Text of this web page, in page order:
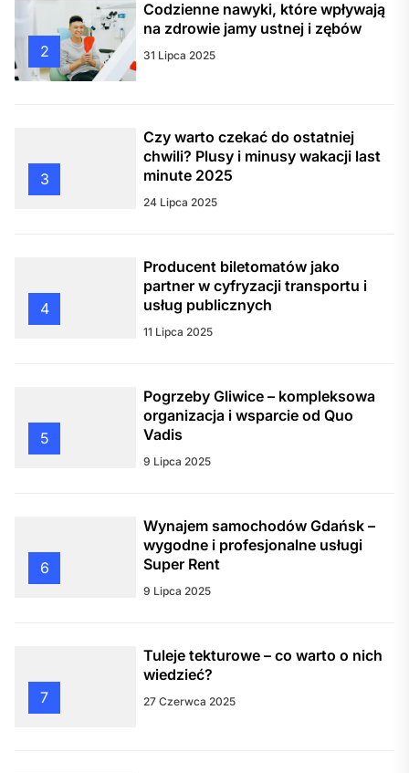
2
Codzienne nawyki, które wpływają
na zdrowie jamy ustnej i zębów
31 Lipca 2025
3
Czy warto czekać do ostatniej
chwili? Plusy i minusy wakacji last
minute 2025
24 Lipca 2025
4
Producent biletomatów jako
partner w cyfryzacji transportu i
usług publicznych
11 Lipca 2025
5
Pogrzeby Gliwice – kompleksowa
organizacja i wsparcie od Quo
Vadis
9 Lipca 2025
6
Wynajem samochodów Gdańsk –
wygodne i profesjonalne usługi
Super Rent
9 Lipca 2025
7
Tuleje tekturowe – co warto o nich
wiedzieć?
27 Czerwca 2025